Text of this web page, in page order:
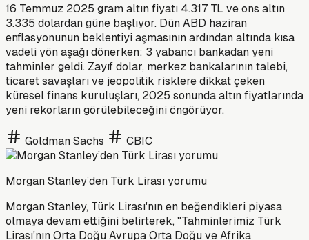
16 Temmuz 2025 gram altın fiyatı 4.317 TL ve ons altın
3.335 dolardan güne başlıyor. Dün ABD haziran
enflasyonunun beklentiyi aşmasının ardından altında kısa
vadeli yön aşağı dönerken; 3 yabancı bankadan yeni
tahminler geldi. Zayıf dolar, merkez bankalarının talebi,
ticaret savaşları ve jeopolitik risklere dikkat çeken
küresel finans kuruluşları, 2025 sonunda altın fiyatlarında
yeni rekorların görülebileceğini öngörüyor.
Goldman Sachs CBIC
Morgan Stanley’den Türk Lirası yorumu
Morgan Stanley, Türk Lirası'nın en beğendikleri piyasa
olmaya devam ettiğini belirterek, "Tahminlerimiz Türk
Lirası'nın Orta Doğu Avrupa Orta Doğu ve Afrika